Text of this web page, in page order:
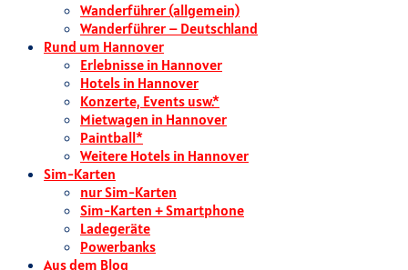
Wanderführer (allgemein)
Wanderführer – Deutschland
Rund um Hannover
Erlebnisse in Hannover
Hotels in Hannover
Konzerte, Events usw.*
Mietwagen in Hannover
Paintball*
Weitere Hotels in Hannover
Sim-Karten
nur Sim-Karten
Sim-Karten + Smartphone
Ladegeräte
Powerbanks
Aus dem Blog